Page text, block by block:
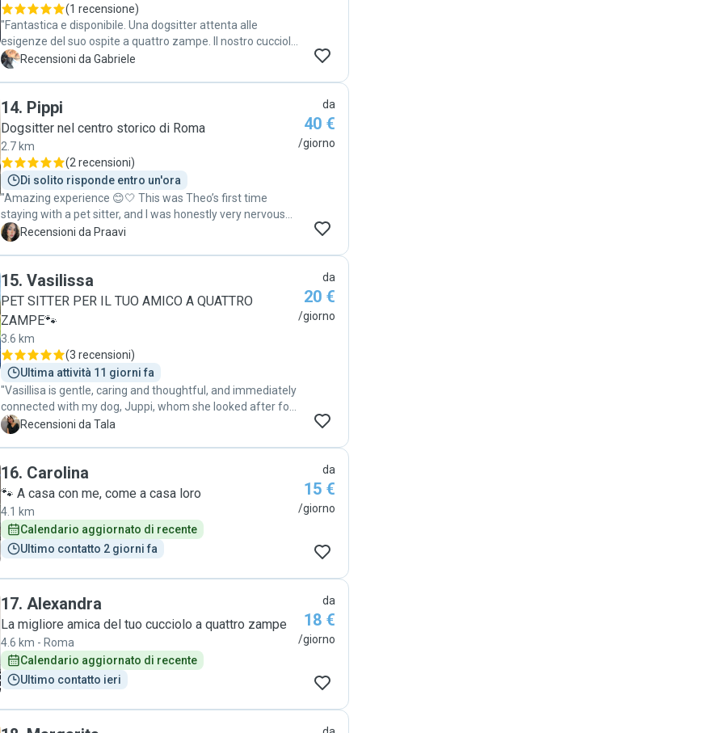
(1 recensione)
"Fantastica e disponibile. Una dogsitter attenta alle
esigenze del suo ospite a quattro zampe. Il nostro cucciolo
è sempre contento quando va da Anna. Siamo felici di
G Recensioni da Gabriele
14. Pippi
Dogsitter nel centro storico di Roma
2.7 km
(2 recensioni)
Di solito risponde entro un'ora
"Amazing experience 😊🤍 This was Theo’s first time
staying with a pet sitter, and I was honestly very nervous
because he is extremely attached to me. But she was so
She kept me reassured, took great care of him, and made
the whole experience much easier for both me and my
highly recommend her to anyone looking for a kind and
reliable pet sitter 😊"
P Recensioni da Praavi
da
40 €
/giorno
15. Vasilissa
PET SITTER PER IL TUO AMICO A QUATTRO
ZAMPE🐾
3.6 km
(3 recensioni)
Ultima attività 11 giorni fa
"Vasillisa is gentle, caring and thoughtful, and immediately
connected with my dog, Juppi, whom she looked after for
the day. She was also kind enough to accommodate the
out to her again."
T Recensioni da Tala
da
20 €
/giorno
16. Carolina
🐾 A casa con me, come a casa loro
4.1 km
Calendario aggiornato di recente
Ultimo contatto 2 giorni fa
da
15 €
/giorno
17. Alexandra
La migliore amica del tuo cucciolo a quattro zampe
4.6 km - Roma
Calendario aggiornato di recente
Ultimo contatto ieri
da
18 €
/giorno